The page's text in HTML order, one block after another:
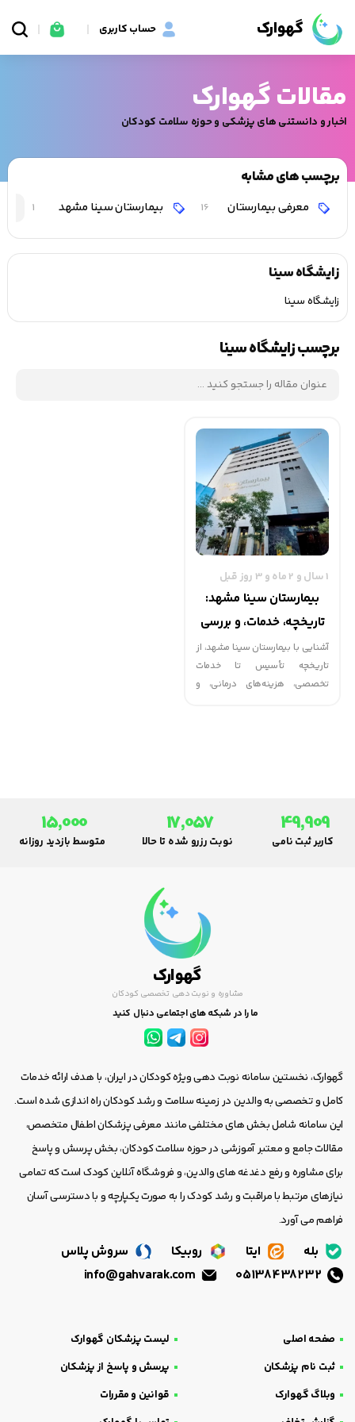
گهوارک حساب کاربری
مقالات گهوارک
اخبار و دانستنی های پزشکی و حوزه سلامت کودکان
برچسب های مشابه
معرفی بیمارستان 16 بیمارستان سینا مشهد 1
زایشگاه سینا
زایشگاه سینا
برچسب زایشگاه سینا
1 سال و 2 ماه و 3 روز قبل
بیمارستان سینا مشهد:
تاریخچه، خدمات، و بررسی
هزینه‌های درمانی
آشنایی با بیمارستان سینا مشهد، از
تاریخچه تأسیس تا خدمات
تخصصی، هزینه‌های درمانی، و
49,909
کاربر ثبت نامی
17,057
نوبت رزرو شده تا حالا
15,000
متوسط بازدید روزانه
گهوارک
مشاوره و نوبت دهی تخصصی کودکان
ما را در شبکه های اجتماعی دنبال کنید
گهوارک، نخستین سامانه نوبت دهی ویژه کودکان در ایران، با هدف ارائه خدمات
کامل و تخصصی به والدین در زمینه سلامت و رشد کودکان راه اندازی شده است.
این سامانه شامل بخش های مختلفی مانند معرفی پزشکان اطفال متخصص،
مقالات جامع و معتبر آموزشی در حوزه سلامت کودکان، بخش پرسش و پاسخ
برای مشاوره و رفع دغدغه های والدین، و فروشگاه آنلاین کودک است که تمامی
نیازهای مرتبط با مراقبت و رشد کودک را به صورت یکپارچه و با دسترسی آسان
فراهم می آورد.
بله ایتا روبیکا
سروش پلاس
صفحه اصلی
لیست پزشکان گهوارک
ثبت نام پزشکان
پرسش و پاسخ از پزشکان
وبلاگ گهوارک
قوانین و مقررات